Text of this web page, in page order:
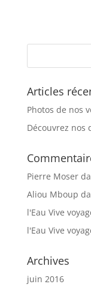
Articles
Photos de nos
Découvrez nos
Pierre Moser
Aliou Mboup
l'Eau Vive
l'Eau Vive
Archives
juin 2016